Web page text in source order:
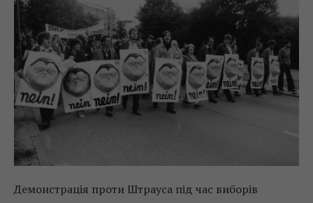
Демонстрація проти Штрауса під час виборів